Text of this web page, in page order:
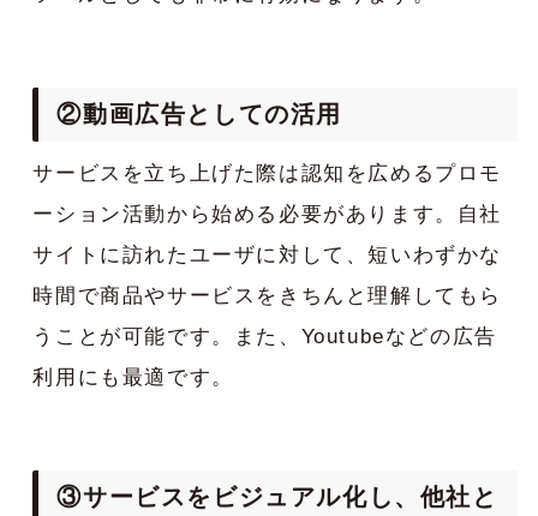
②動画広告としての活用
サービスを立ち上げた際は認知を広めるプロモ
ーション活動から始める必要があります。自社
サイトに訪れたユーザに対して、短いわずかな
時間で商品やサービスをきちんと理解してもら
うことが可能です。また、Youtubeなどの広告
利用にも最適です。
③サービスをビジュアル化し、他社と